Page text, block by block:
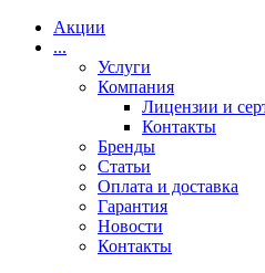
Акции
...
Услуги
Компания
Лицензии и
Контакты
Бренды
Статьи
Оплата и доставка
Гарантия
Новости
Контакты